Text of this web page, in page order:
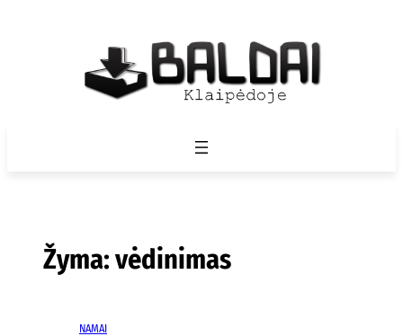
Žyma:vėdinimas
NAMAI